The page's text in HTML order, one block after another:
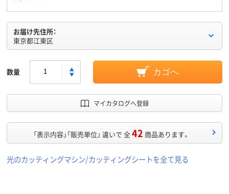
お届け先住所：
東京都江東区
数量 カゴへ
マイカタログへ登録
「表示内容」「販売単位」 違いで 全42 商品あります。
光のカッティングマシン/カッティングシートを全て見る